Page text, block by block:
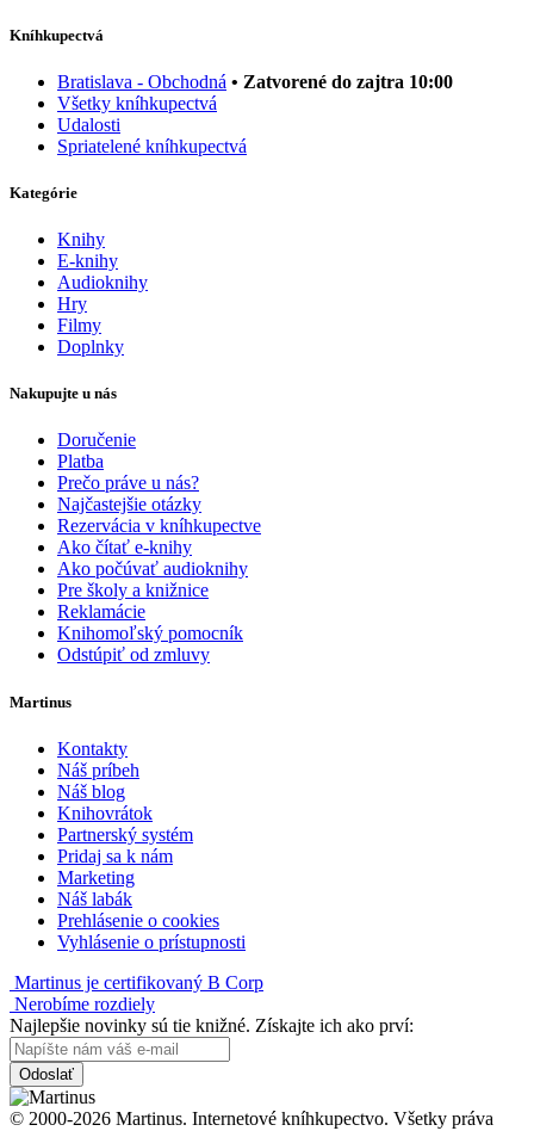
Kníhkupectvá
Bratislava - Obchodná • Zatvorené do zajtra 10:00
Všetky kníhkupectvá
Udalosti
Spriatelené kníhkupectvá
Kategórie
Knihy
E-knihy
Audioknihy
Hry
Filmy
Doplnky
Nakupujte u nás
Doručenie
Platba
Prečo práve u nás?
Najčastejšie otázky
Rezervácia v kníhkupectve
Ako čítať e-knihy
Ako počúvať audioknihy
Pre školy a knižnice
Reklamácie
Knihomoľský pomocník
Odstúpiť od zmluvy
Martinus
Kontakty
Náš príbeh
Náš blog
Knihovrátok
Partnerský systém
Pridaj sa k nám
Marketing
Náš labák
Prehlásenie o cookies
Vyhlásenie o prístupnosti
Martinus je certifikovaný B Corp
Nerobíme rozdiely
Najlepšie novinky sú tie knižné. Získajte ich ako prví:
Odoslať
© 2000-2026 Martinus. Internetové kníhkupectvo. Všetky práva